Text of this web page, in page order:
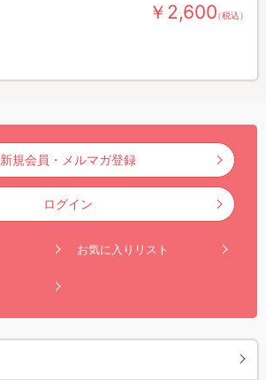
￥2,600（税込）
新規会員・メルマガ登録
ログイン
お気に入りリスト